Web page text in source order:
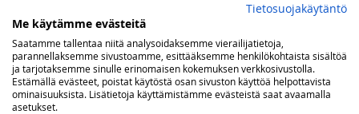
Lähetä arvostelu
Tietosuojakäytäntö
Me käytämme evästeitä
Saatamme tallentaa niitä analysoidaksemme vierailijatietoja,
parannellaksemme sivustoamme, esittääksemme henkilökohtaista sisältöä
ja tarjotaksemme sinulle erinomaisen kokemuksen verkkosivustolla.
Estämällä evästeet, poistat käytöstä osan sivuston käyttöä helpottavista
ominaisuuksista. Lisätietoja käyttämistämme evästeistä saat avaamalla
asetukset.